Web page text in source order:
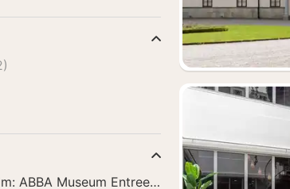
ABBA Museum Entree Ticket(3)